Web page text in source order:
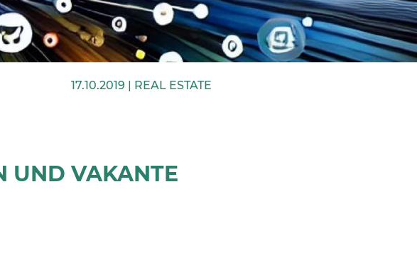
17.10.2019 | REAL ESTATE
UND VAKANTE